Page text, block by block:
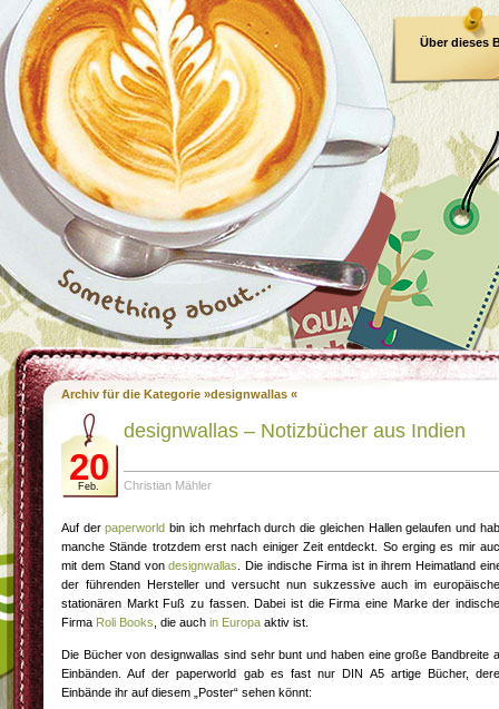
Über dieses
Archiv für die Kategorie »designwallas «
20
Feb.
designwallas – Notizbücher aus Indien
Christian Mähler
Auf derpaperworld bin ich mehrfach durch die gleichen Hallen gelaufen und
manche Stände trotzdem erst nach einiger Zeit entdeckt. So erging es mir
mit dem Stand vondesignwallas
. Die indische Firma ist in ihrem Heimatland
der führenden Hersteller und versucht nun sukzessive auch im
stationären Markt Fuß zu fassen. Dabei ist die Firma eine Marke der
Firma Roli Books , die auch in Europa aktiv ist.
Die Bücher von designwallas sind sehr bunt und haben eine große Bandbreite
Einbänden. Auf der paperworld gab es fast nur DIN A5 artige Bücher,
Einbände ihr auf diesem „Poster“ sehen könnt: